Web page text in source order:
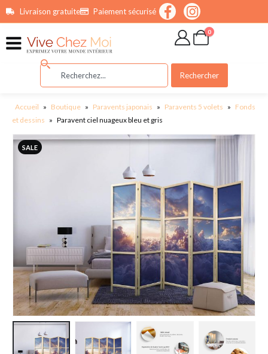
principalLivraison gratuite Paiement sécurisé
0
Rechercher
Accueil » Boutique » Paravents japonais » Paravents 5 volets » Fonds
et dessins » Paravent ciel nuageux bleu et gris
SALE